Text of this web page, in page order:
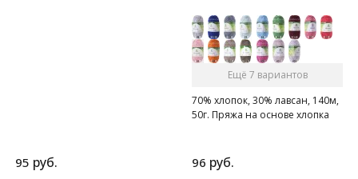
95 руб.
Ещё 7 вариантов
70% хлопок, 30% лавсан, 140м,
50г. Пряжа на основе хлопка
96 руб.